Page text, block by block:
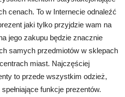
cenach. To w Internecie odnaleźć
jaki tylko przyjdzie wam na
jego zakupu będzie znacznie
samych przedmiotów w sklepach
miast. Najczęściej
to przede wszystkim odzież,
funkcje prezentów.